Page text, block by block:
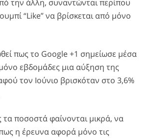
την άλλη, συναντώνται περίπου
“Like” να βρίσκεται από μόνο
πως το Google +1 σημείωσε μέσα
μόνο εβδομάδες μια αύξηση της
τον Ιούνιο βρισκόταν στο 3,6%
τα ποσοστά φαίνονται μικρά, να
η έρευνα αφορά μόνο τις